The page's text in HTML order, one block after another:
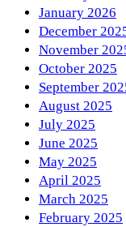
January 2026
December
November
October 2025
September
August 2025
July 2025
June 2025
May 2025
April 2025
March 2025
February 2025